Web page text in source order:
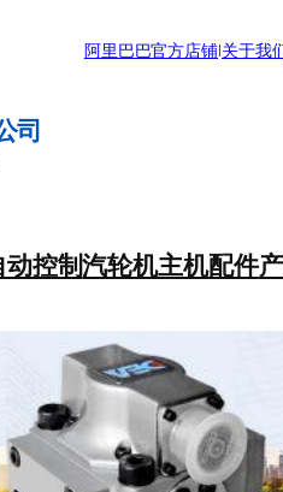
阿里巴巴官方店铺|关于我
司
控制汽轮机主机配件